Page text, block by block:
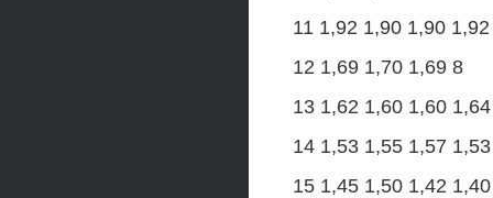
11 1,92 1,90 1,90
12 1,69 1,70 1,69 8
13 1,62 1,60 1,60
14 1,53 1,55 1,57
15 1,45 1,50 1,42